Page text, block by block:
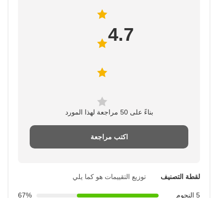
4.7
بناءً على 50 مراجعة لهذا المورد
اكتب مراجعة
لقطة التصنيف توزيع التقييمات هو كما يلي
5 النجوم
67%